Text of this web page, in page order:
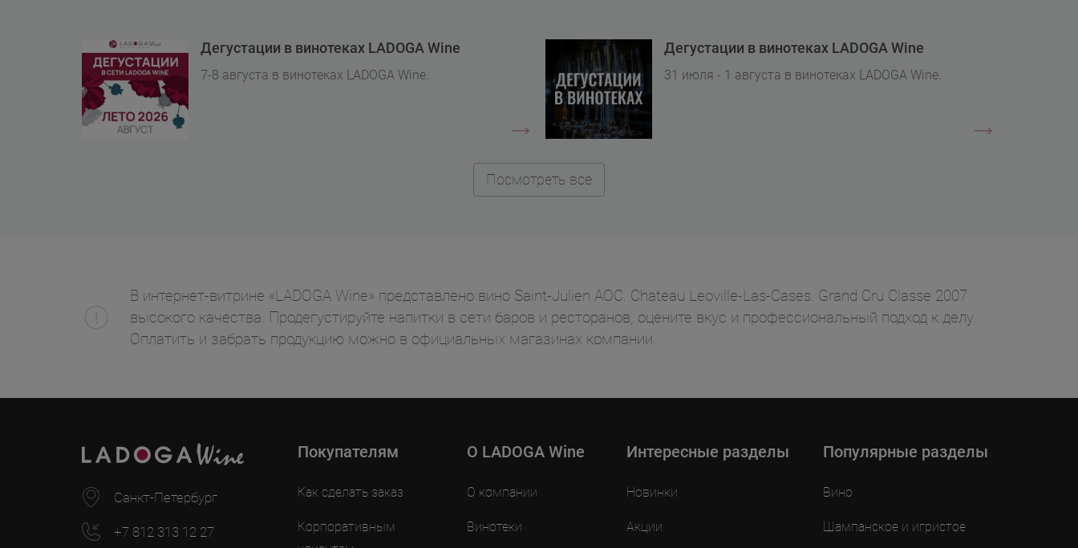
Дегустации в винотеках LADOGA Wine
7-8 августа в винотеках LADOGA Wine.
Дегустации в винотеках LADOGA Wine
31 июля - 1 августа в винотеках LADOGA Wine.
Посмотреть все
В интернет-витрине «LADOGA Wine» представлено вино Saint-Julien AOC. Chateau Leoville-Las-Cases. Grand Cru Classe 2007
высокого качества. Продегустируйте напитки в сети баров и ресторанов, оцените вкус и профессиональный подход к делу.
Оплатить и забрать продукцию можно в официальных магазинах компании.
Санкт-Петербург
+7 812 313 12 27
Покупателям
Как сделать заказ
Корпоративным
O LADOGA Wine
О компании
Винотеки
Интересные разделы
Новинки
Акции
Популярные разделы
Вино
Шампанское и игристое